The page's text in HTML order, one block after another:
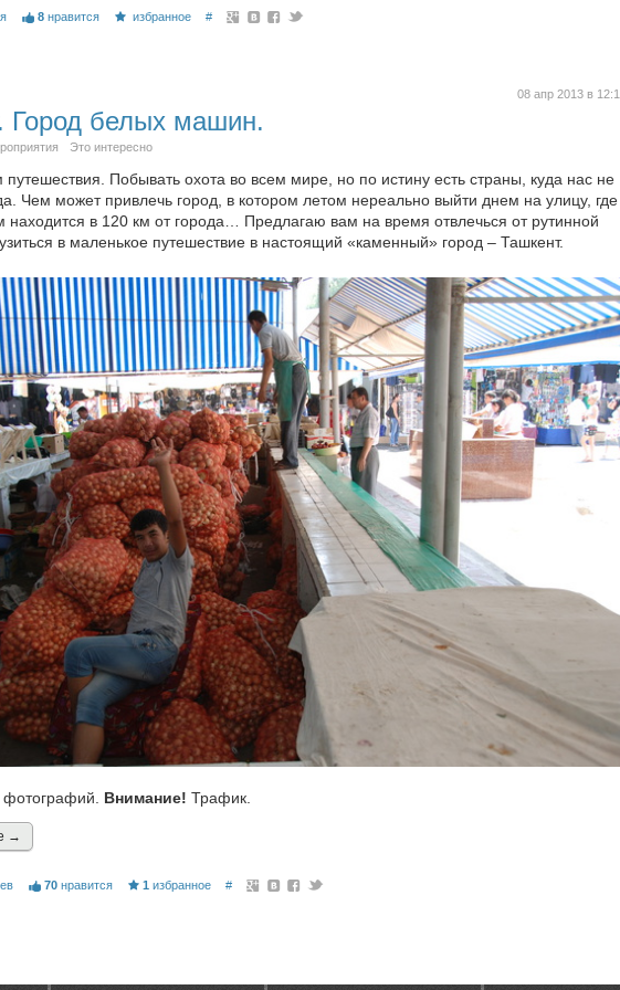
8 нравится избранное #
08 апр 2013 в
Город белых машин.
Это интересно
Побывать охота во всем мире, но по истину есть страны, куда нас не
Чем может привлечь город, в котором летом нереально выйти днем на улицу, где
находится в 120 км от города… Предлагаю вам на время отвлечься от рутинной
в маленькое путешествие в настоящий «каменный» город – Ташкент.
фотографий. Внимание! Трафик.
→
70 нравится 1 избранное #